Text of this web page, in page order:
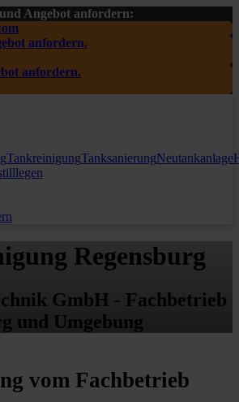
Angebot anfordern:
anfordern.
anfordern.
TankreinigungTanksanierungNeutankanlage
Regensburg
GmbH - Fachbetrieb
und Umgebung
vom Fachbetrieb